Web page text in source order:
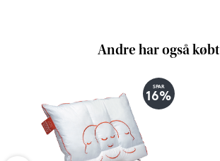
Andre har også købt
SPAR
16%